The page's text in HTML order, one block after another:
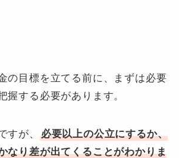
の目標を立てる前に、まずは必要
握する必要があります。
すが、
必要以上の公立にするか、
なり差が出てくることがわかりま